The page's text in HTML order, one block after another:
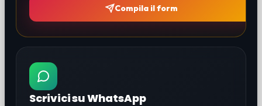
Compila il form
Scrivici su WhatsApp